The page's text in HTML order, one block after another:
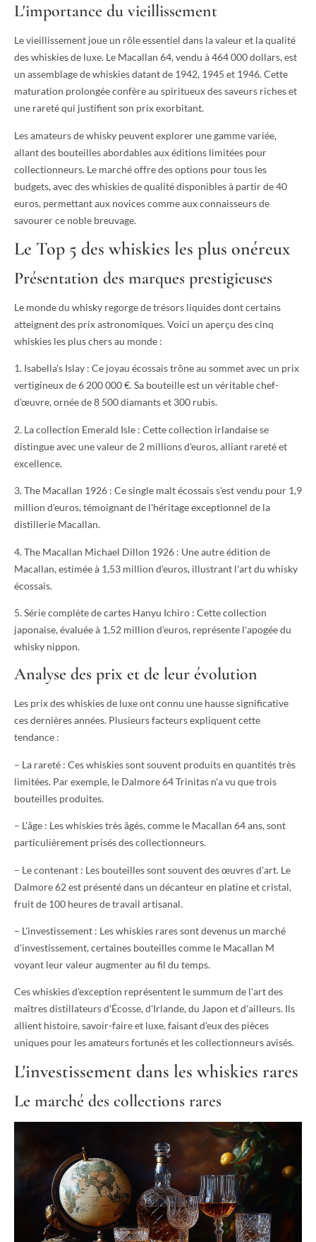
L'importance du vieillissement
Le vieillissement joue un rôle essentiel dans la valeur et la qualité
des whiskies de luxe. Le Macallan 64, vendu à 464 000 dollars, est
un assemblage de whiskies datant de 1942, 1945 et 1946. Cette
maturation prolongée confère au spiritueux des saveurs riches et
une rareté qui justifient son prix exorbitant.
Les amateurs de whisky peuvent explorer une gamme variée,
allant des bouteilles abordables aux éditions limitées pour
collectionneurs. Le marché offre des options pour tous les
budgets, avec des whiskies de qualité disponibles à partir de 40
euros, permettant aux novices comme aux connaisseurs de
savourer ce noble breuvage.
Le Top 5 des whiskies les plus onéreux
Présentation des marques prestigieuses
Le monde du whisky regorge de trésors liquides dont certains
atteignent des prix astronomiques. Voici un aperçu des cinq
whiskies les plus chers au monde :
1. Isabella's Islay : Ce joyau écossais trône au sommet avec un prix
vertigineux de 6 200 000 €. Sa bouteille est un véritable chef-
d'œuvre, ornée de 8 500 diamants et 300 rubis.
2. La collection Emerald Isle : Cette collection irlandaise se
distingue avec une valeur de 2 millions d'euros, alliant rareté et
excellence.
3. The Macallan 1926 : Ce single malt écossais s'est vendu pour 1,9
million d'euros, témoignant de l'héritage exceptionnel de la
distillerie Macallan.
4. The Macallan Michael Dillon 1926 : Une autre édition de
Macallan, estimée à 1,53 million d'euros, illustrant l'art du whisky
écossais.
5. Série complète de cartes Hanyu Ichiro : Cette collection
japonaise, évaluée à 1,52 million d'euros, représente l'apogée du
whisky nippon.
Analyse des prix et de leur évolution
Les prix des whiskies de luxe ont connu une hausse significative
ces dernières années. Plusieurs facteurs expliquent cette
tendance :
– La rareté : Ces whiskies sont souvent produits en quantités très
limitées. Par exemple, le Dalmore 64 Trinitas n'a vu que trois
bouteilles produites.
– L'âge : Les whiskies très âgés, comme le Macallan 64 ans, sont
particulièrement prisés des collectionneurs.
– Le contenant : Les bouteilles sont souvent des œuvres d'art. Le
Dalmore 62 est présenté dans un décanteur en platine et cristal,
fruit de 100 heures de travail artisanal.
– L'investissement : Les whiskies rares sont devenus un marché
d'investissement, certaines bouteilles comme le Macallan M
voyant leur valeur augmenter au fil du temps.
Ces whiskies d'exception représentent le summum de l'art des
maîtres distillateurs d'Écosse, d'Irlande, du Japon et d'ailleurs. Ils
allient histoire, savoir-faire et luxe, faisant d'eux des pièces
uniques pour les amateurs fortunés et les collectionneurs avisés.
L'investissement dans les whiskies rares
Le marché des collections rares